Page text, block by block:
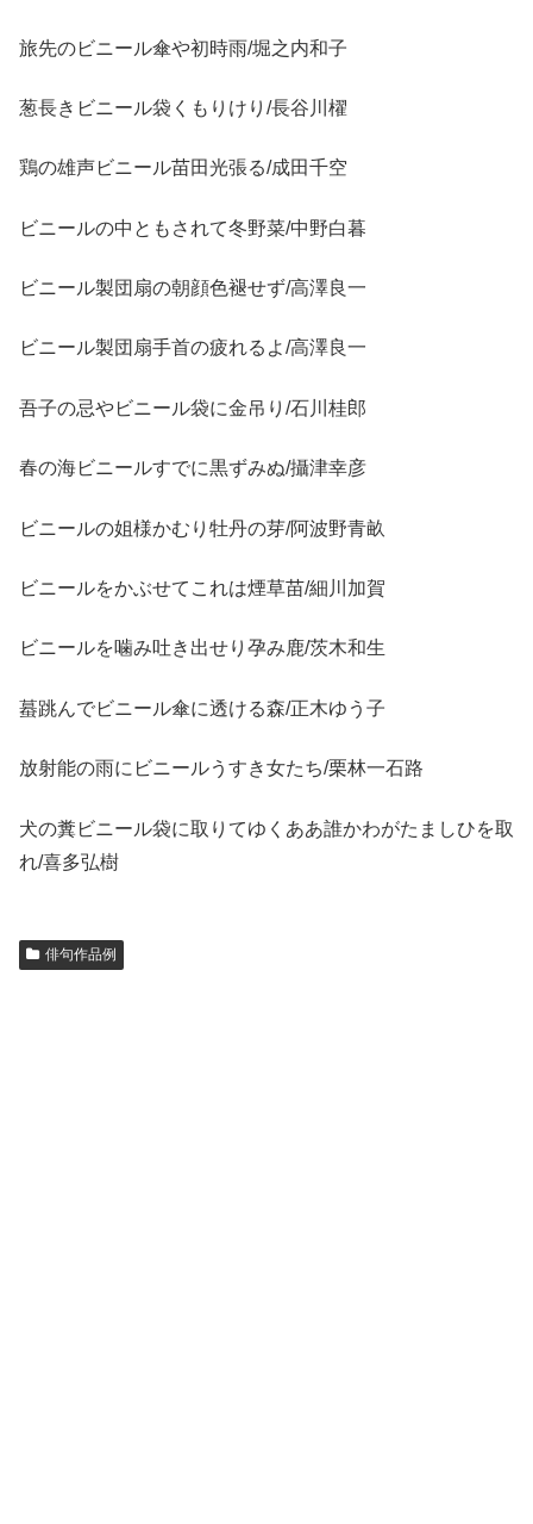
旅先のビニール傘や初時雨/堀之内和子
葱長きビニール袋くもりけり/長谷川櫂
鶏の雄声ビニール苗田光張る/成田千空
ビニールの中ともされて冬野菜/中野白暮
ビニール製団扇の朝顔色褪せず/高澤良一
ビニール製団扇手首の疲れるよ/高澤良一
吾子の忌やビニール袋に金吊り/石川桂郎
春の海ビニールすでに黒ずみぬ/攝津幸彦
ビニールの姐様かむり牡丹の芽/阿波野青畝
ビニールをかぶせてこれは煙草苗/細川加賀
ビニールを噛み吐き出せり孕み鹿/茨木和生
蟇跳んでビニール傘に透ける森/正木ゆう子
放射能の雨にビニールうすき女たち/栗林一石路
犬の糞ビニール袋に取りてゆくああ誰かわがたましひを取
れ/喜多弘樹
俳句作品例